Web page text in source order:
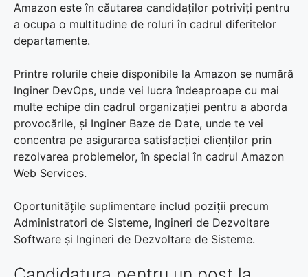
Amazon este în căutarea candidaților potriviți pentru
a ocupa o multitudine de roluri în cadrul diferitelor
departamente.
Printre rolurile cheie disponibile la Amazon se numără
Inginer DevOps, unde vei lucra îndeaproape cu mai
multe echipe din cadrul organizației pentru a aborda
provocările, și Inginer Baze de Date, unde te vei
concentra pe asigurarea satisfacției clienților prin
rezolvarea problemelor, în special în cadrul Amazon
Web Services.
Oportunitățile suplimentare includ poziții precum
Administratori de Sisteme, Ingineri de Dezvoltare
Software și Ingineri de Dezvoltare de Sisteme.